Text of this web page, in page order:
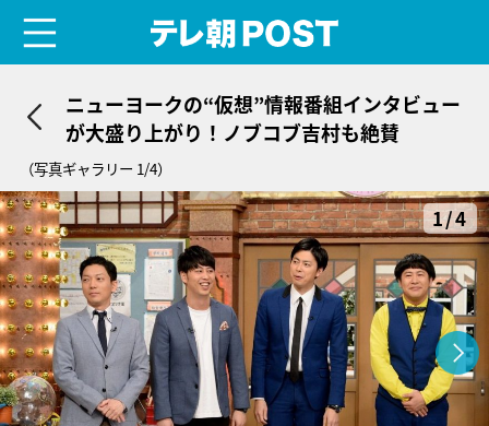
ニューヨークの“仮想”情報番組インタビュー
が大盛り上がり！ノブコブ吉村も絶賛
（写真ギャラリー 1/4）
1/4